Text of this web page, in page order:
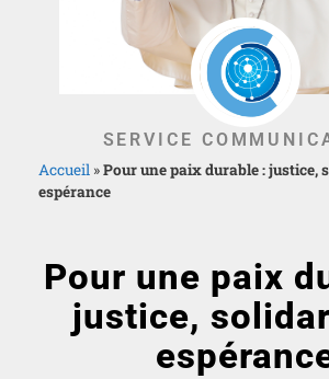
SERVICE
Accueil »Pour une paix durable : justice,
espérance
Pour une paix
justice,